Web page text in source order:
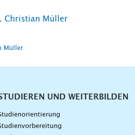
Christian Müller
Müller
UND WEITERBILDEN